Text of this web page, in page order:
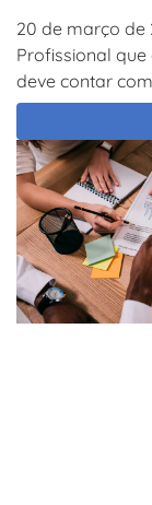
20 de março de
Profissional
deve contar